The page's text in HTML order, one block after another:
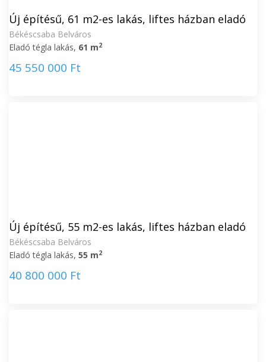
Új építésű, 61 m2-es lakás, liftes házban eladó
Békéscsaba Belváros
Eladó tégla lakás, 61 m2
45 550 000 Ft
Új építésű, 55 m2-es lakás, liftes házban eladó
Békéscsaba Belváros
Eladó tégla lakás, 55 m2
40 800 000 Ft